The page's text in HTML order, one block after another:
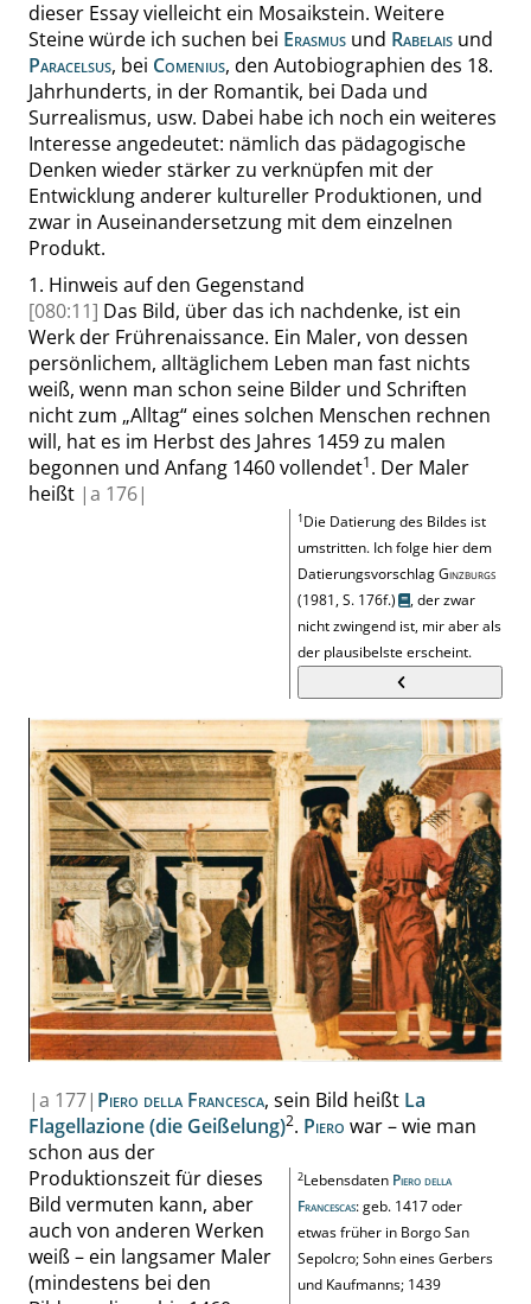
dieser Essay vielleicht ein Mosaikstein. Weitere
Steine würde ich suchen bei Erasmus und Rabelais und
Paracelsus, bei Comenius, den Autobiographien des 18.
Jahrhunderts, in der Romantik, bei Dada und
Surrealismus, usw. Dabei habe ich noch ein weiteres
Interesse angedeutet: nämlich das pädagogische
Denken wieder stärker zu verknüpfen mit der
Entwicklung anderer kultureller Produktionen, und
zwar in Auseinandersetzung mit dem einzelnen
Produkt.
1. Hinweis auf den Gegenstand
[080:11] Das Bild, über das ich nachdenke, ist ein
Werk der Frührenaissance. Ein Maler, von dessen
persönlichem, alltäglichem Leben man fast nichts
weiß, wenn man schon seine Bilder und Schriften
nicht zum „Alltag“ eines solchen Menschen rechnen
will, hat es im Herbst des Jahres 1459 zu malen
begonnen und Anfang 1460 vollendet1
1Die Datierung des Bildes ist
umstritten. Ich folge hier dem
DatierungsvorschlagGinzburgs
(1981,S. 176f.)
, der zwar
nicht zwingend ist, mir aber als
der plausibelste erscheint.
. Der Maler
heißt |a 176|
|a 177| Piero della Francesca, sein Bild heißt La
Flagellazione (die Geißelung)2
2Lebensdaten Piero della
Francescas: geb. 1417 oder
etwas früher in Borgo San
Sepolcro; Sohn eines Gerbers
und Kaufmanns; 1439
. Piero war – wie man
schon aus der
Produktionszeit für dieses
Bild vermuten kann, aber
auch von anderen Werken
weiß – ein langsamer Maler
(mindestens bei den